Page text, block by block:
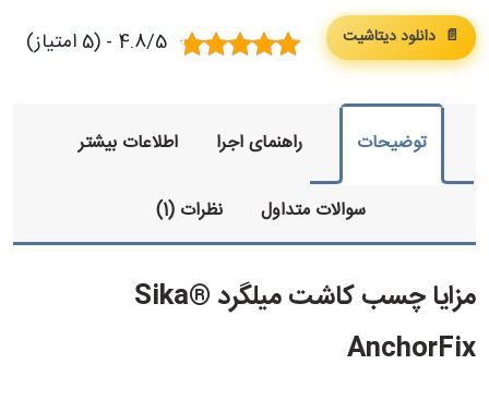
📄 دانلود دیتاشیت
4.8/5 - (5 امتیاز)
توضیحات راهنمای اجرا اطلاعات بیشتر
سوالات متداول نظرات (1)
مزایا چسب کاشت میلگرد Sika®
AnchorFix